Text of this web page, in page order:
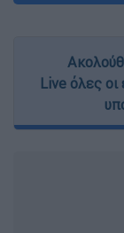
Live όλες οι